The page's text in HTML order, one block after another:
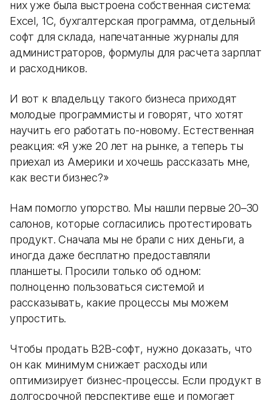
них уже была выстроена собственная система:
Excel, 1С, бухгалтерская программа, отдельный
софт для склада, напечатанные журналы для
администраторов, формулы для расчета зарплат
и расходников.
И вот к владельцу такого бизнеса приходят
молодые программисты и говорят, что хотят
научить его работать по-новому. Естественная
реакция: «Я уже 20 лет на рынке, а теперь ты
приехал из Америки и хочешь рассказать мне,
как вести бизнес?»
Нам помогло упорство. Мы нашли первые 20–30
салонов, которые согласились протестировать
продукт. Сначала мы не брали с них деньги, а
иногда даже бесплатно предоставляли
планшеты. Просили только об одном:
полноценно пользоваться системой и
рассказывать, какие процессы мы можем
упростить.
Чтобы продать B2B-софт, нужно доказать, что
он как минимум снижает расходы или
оптимизирует бизнес-процессы. Если продукт в
долгосрочной перспективе еще и помогает